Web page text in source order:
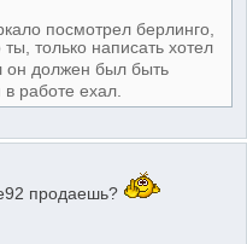
посмотрел берлинго,
только написать хотел
он должен был быть
работе ехал.
продаешь?